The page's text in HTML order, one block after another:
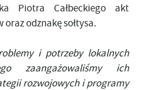
Piotra Całbeckiego akt
oraz odznakę sołtysa.
i potrzeby lokalnych
zaangażowaliśmy ich
rozwojowych i programy